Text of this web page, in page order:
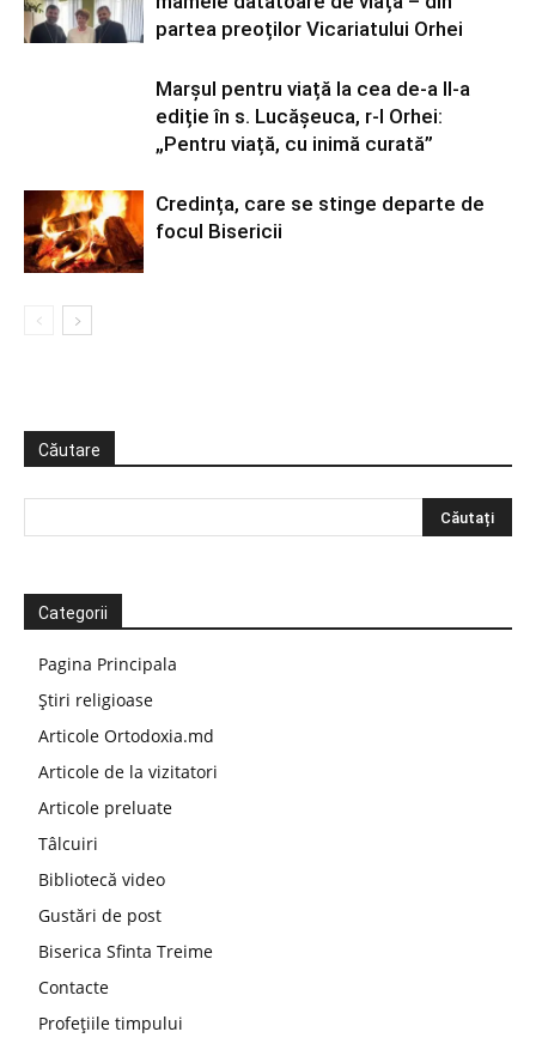
partea preoților Vicariatului Orhei
Marșul pentru viață la cea de-a II-a
ediție în s. Lucășeuca, r-l Orhei:
„Pentru viață, cu inimă curată”
Credința, care se stinge departe de
focul Bisericii
Căutare
Categorii
Pagina Principala
Știri religioase
Articole Ortodoxia.md
Articole de la vizitatori
Articole preluate
Tâlcuiri
Bibliotecă video
Gustări de post
Biserica Sfinta Treime
Contacte
Profețiile timpului